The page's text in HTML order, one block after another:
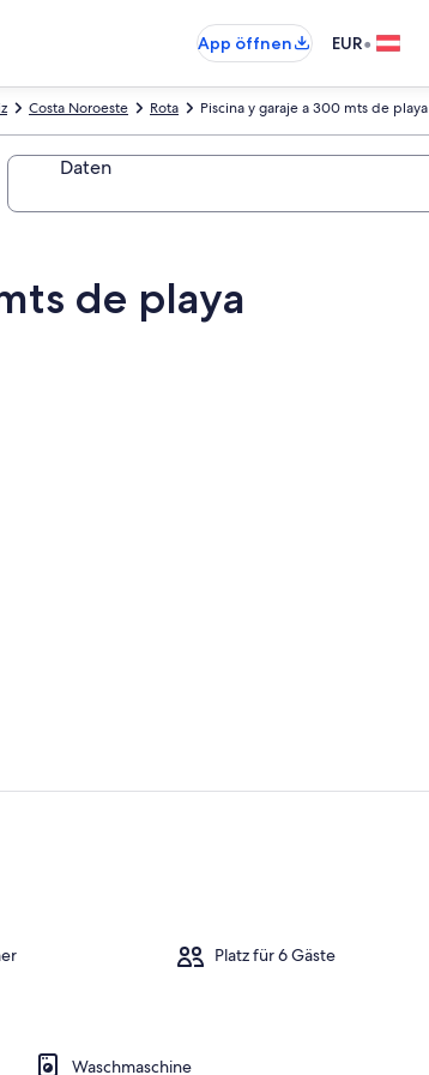
App öffnen
EUR•
Piscina y garaje a 300 mts de playa
Rota
Costa Noroeste
Daten
de playa
Platz für 6 Gäste
Waschmaschine